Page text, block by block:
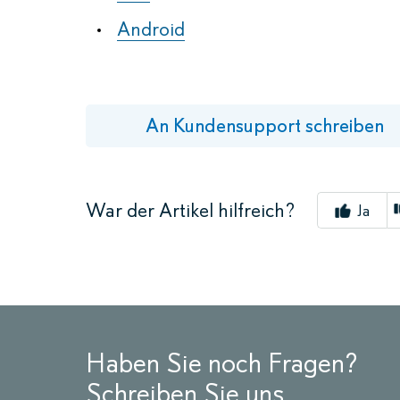
Android
An Kundensupport schreiben
War der Artikel hilfreich? Ja
Haben Sie noch Fragen?
Schreiben Sie uns